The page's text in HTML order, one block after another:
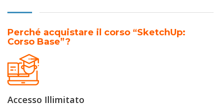
Perché acquistare il corso “SketchUp:
Corso Base”?
Accesso Illimitato